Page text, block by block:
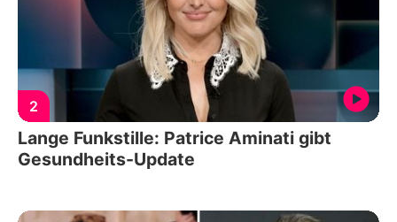
2
Lange Funkstille: Patrice Aminati gibt
Gesundheits-Update